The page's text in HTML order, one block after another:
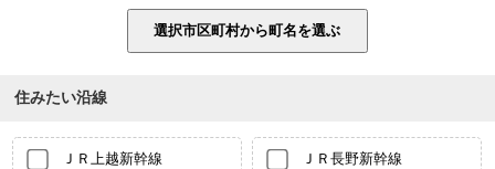
住みたい沿線
ＪＲ上越新幹線 ＪＲ長野新幹線